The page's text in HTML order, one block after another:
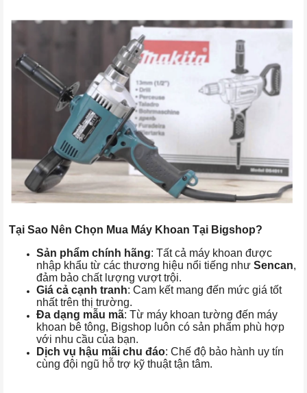
Tại Sao Nên Chọn Mua Máy Khoan Tại Bigshop?
Sản phẩm chính hãng: Tất cả máy khoan được
nhập khẩu từ các thương hiệu nổi tiếng như Sencan,
đảm bảo chất lượng vượt trội.
Giá cả cạnh tranh: Cam kết mang đến mức giá tốt
nhất trên thị trường.
Đa dạng mẫu mã: Từ máy khoan tường đến máy
khoan bê tông, Bigshop luôn có sản phẩm phù hợp
với nhu cầu của bạn.
Dịch vụ hậu mãi chu đáo: Chế độ bảo hành uy tín
cùng đội ngũ hỗ trợ kỹ thuật tận tâm.